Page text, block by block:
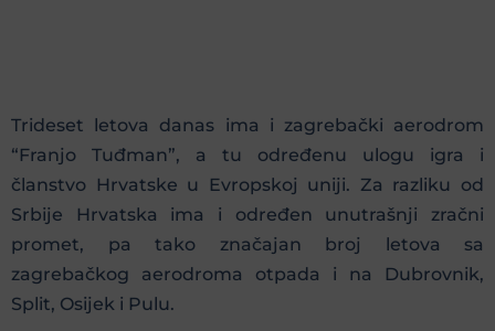
Trideset letova danas ima i zagrebački aerodrom
“Franjo Tuđman”, a tu određenu ulogu igra i
članstvo Hrvatske u Evropskoj uniji. Za razliku od
Srbije Hrvatska ima i određen unutrašnji zračni
promet, pa tako značajan broj letova sa
zagrebačkog aerodroma otpada i na Dubrovnik,
Split, Osijek i Pulu.